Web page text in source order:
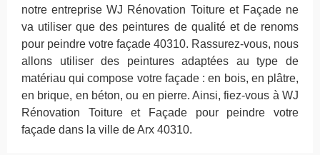
notre entreprise WJ Rénovation Toiture et Façade ne
va utiliser que des peintures de qualité et de renoms
pour peindre votre façade 40310. Rassurez-vous, nous
allons utiliser des peintures adaptées au type de
matériau qui compose votre façade : en bois, en plâtre,
en brique, en béton, ou en pierre. Ainsi, fiez-vous à WJ
Rénovation Toiture et Façade pour peindre votre
façade dans la ville de Arx 40310.